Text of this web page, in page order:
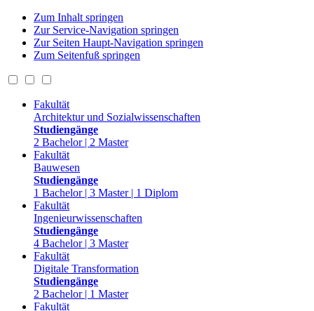
Zum Inhalt springen
Zur Service-Navigation springen
Zur Seiten Haupt-Navigation springen
Zum Seitenfuß springen
Fakultät
Architektur und Sozialwissenschaften
Studiengänge
2 Bachelor | 2 Master
Fakultät
Bauwesen
Studiengänge
1 Bachelor | 3 Master | 1 Diplom
Fakultät
Ingenieurwissenschaften
Studiengänge
4 Bachelor | 3 Master
Fakultät
Digitale Transformation
Studiengänge
2 Bachelor | 1 Master
Fakultät